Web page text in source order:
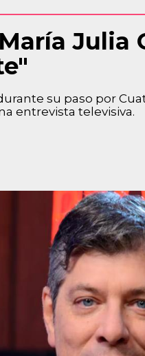
su paso por
entrevista televisiva.